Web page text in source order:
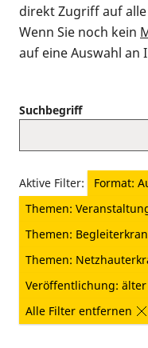
direkt Zugriff auf
Wenn Sie noch kein
auf eine Auswahl an
Suchbegriff
Aktive Filter:
Format:
Themen:
Themen:
Themen:
Veröffentlichung: älter
Alle Filter entfernen